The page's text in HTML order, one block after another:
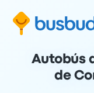
Autobús
de